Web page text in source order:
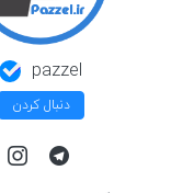
pazzel
دنبال کردن